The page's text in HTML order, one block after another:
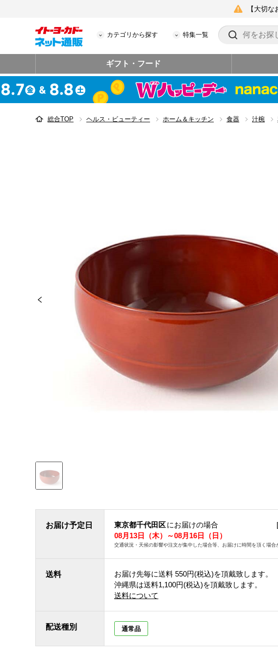
【大切
カテゴリから探す 特集一覧
ギフト・フード
総合TOP ヘルス・ビューティー ホーム＆キッチン 食器 汁椀
お届け予定日 東京都千代田区にお届けの場合
08月13日（木）～08月16日（日）
交通状況・天候の影響や注文が集中した場合等、お届けに時間を頂く場合
送料 お届け先毎に送料 550円(税込)を頂戴致します。
沖縄県は送料1,100円(税込)を頂戴致します。
送料について
配送種別 通常品